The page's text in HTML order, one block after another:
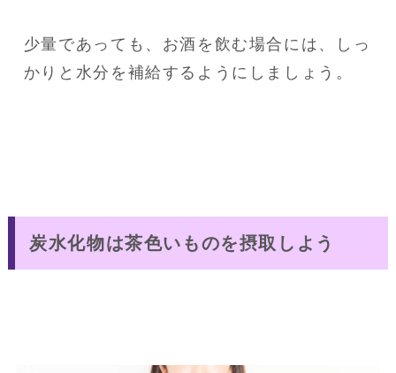
少量であっても、お酒を飲む場合には、しっ
かりと水分を補給するようにしましょう。
炭水化物は茶色いものを摂取しよう